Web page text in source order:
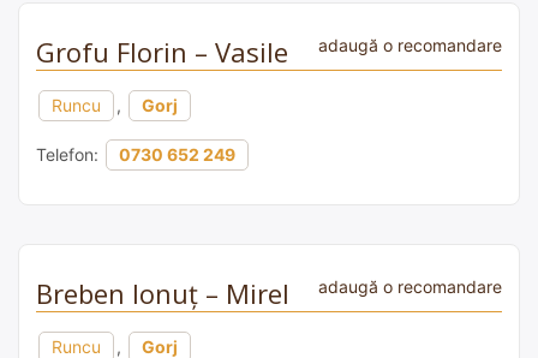
Grofu Florin – Vasile adaugă o recomandare
Runcu , Gorj
Telefon: 0730 652 249
Breben Ionuț – Mirel adaugă o recomandare
Runcu , Gorj